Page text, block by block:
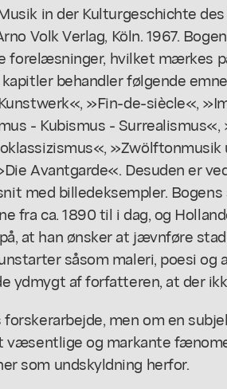
in der Kulturgeschichte des
Volk Verlag, Köln. 1967.
forelæsninger, hvilket mærkes
behandler følgende
»Fin-de-siècle«,
- Kubismus -
»Zwölftonmusik
Avantgarde«. Desuden er
med billedeksempler. Bogens
fra ca. 1890 til i dag, og
at han ønsker at jævnføre
såsom maleri, poesi og
ydmygt af forfatteren, at der
men om en
væsentlige og markante
som undskyldning herfor.